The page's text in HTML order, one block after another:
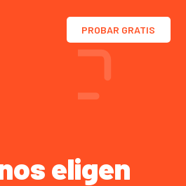
PROBAR GRATIS
eligen